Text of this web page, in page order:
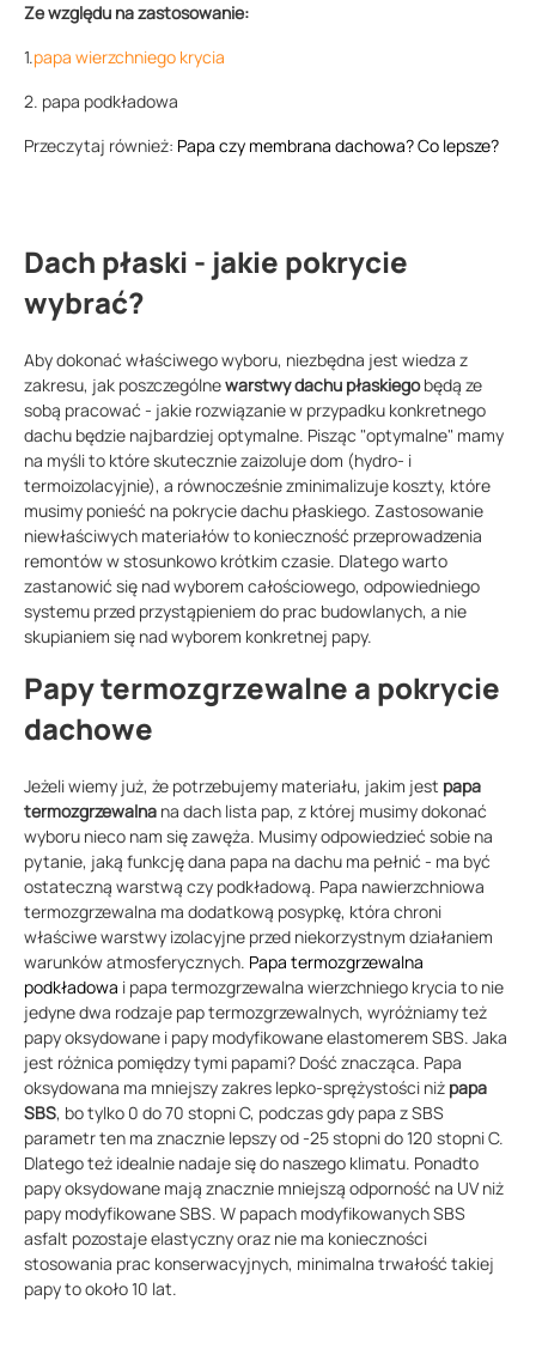
Ze względu na zastosowanie:
1.papa wierzchniego krycia
2. papa podkładowa
Przeczytaj również: Papa czy membrana dachowa? Co lepsze?
Dach płaski - jakie pokrycie
wybrać?
Aby dokonać właściwego wyboru, niezbędna jest wiedza z
zakresu, jak poszczególnewarstwy dachu płaskiegobędą ze
sobą pracować - jakie rozwiązanie w przypadku konkretnego
dachu będzie najbardziej optymalne. Pisząc "optymalne" mamy
na myśli to które skutecznie zaizoluje dom (hydro- i
termoizolacyjnie), a równocześnie zminimalizuje koszty, które
musimy ponieść na pokrycie dachu płaskiego. Zastosowanie
niewłaściwych materiałów to konieczność przeprowadzenia
remontów w stosunkowo krótkim czasie. Dlatego warto
zastanowić się nad wyborem całościowego, odpowiedniego
systemu przed przystąpieniem do prac budowlanych, a nie
skupianiem się nad wyborem konkretnej papy.
Papy termozgrzewalne a pokrycie
dachowe
Jeżeli wiemy już, że potrzebujemy materiału, jakim jest papa
termozgrzewalna na dach lista pap, z której musimy dokonać
wyboru nieco nam się zawęża. Musimy odpowiedzieć sobie na
pytanie, jaką funkcję dana papa na dachu ma pełnić - ma być
ostateczną warstwą czy podkładową. Papa nawierzchniowa
termozgrzewalna ma dodatkową posypkę, która chroni
właściwe warstwy izolacyjne przed niekorzystnym działaniem
warunków atmosferycznych. Papa termozgrzewalna
podkładowa i papa termozgrzewalna wierzchniego krycia to nie
jedyne dwa rodzaje pap termozgrzewalnych, wyróżniamy też
papy oksydowane i papy modyfikowane elastomerem SBS. Jaka
jest różnica pomiędzy tymi papami? Dość znacząca. Papa
oksydowana ma mniejszy zakres lepko-sprężystości niż papa
SBS, bo tylko 0 do 70 stopni C, podczas gdy papa z SBS
parametr ten ma znacznie lepszy od -25 stopni do 120 stopni C.
Dlatego też idealnie nadaje się do naszego klimatu. Ponadto
papy oksydowane mają znacznie mniejszą odporność na UV niż
papy modyfikowane SBS. W papach modyfikowanych SBS
asfalt pozostaje elastyczny oraz nie ma konieczności
stosowania prac konserwacyjnych, minimalna trwałość takiej
papy to około 10 lat.